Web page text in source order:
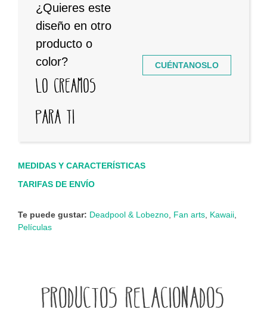
¿Quieres este
diseño en otro
producto o
color?
Lo creamos
para ti
CUÉNTANOSLO
MEDIDAS Y CARACTERÍSTICAS
TARIFAS DE ENVÍO
Te puede gustar: Deadpool & Lobezno Fan arts Kawaii
Películas
Productos relacionados